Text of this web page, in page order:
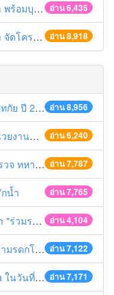
อ่าน 6,435
กษณ์ไทย ถวายองค์ราชินี”
อ่าน 8,918
ภัยพิบัติ กรณีฉุกเฉิน พ.ศ. ๒๕๕๖
อ่าน 8,956
ปี 2561
อ่าน 6,240
ปลอดภัยก่อนเทศกาลสงกรานต์
อ่าน 7,787
รียมรับมือเทศกาลสงกรานต์
อ่าน 7,765
น้ำ
อ่าน 4,104
กรานต์ ปี 2561
อ่าน 7,122
ดกโลก
อ่าน 7,171
าคม 2560